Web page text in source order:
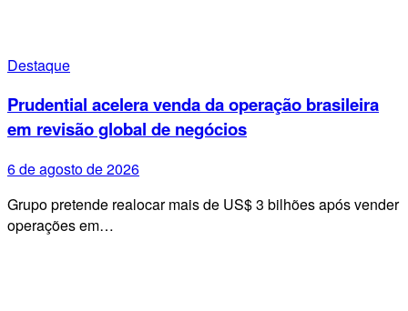
Destaque
Prudential acelera venda da operação brasileira
em revisão global de negócios
6 de agosto de 2026
Grupo pretende realocar mais de US$ 3 bilhões após vender
operações em…